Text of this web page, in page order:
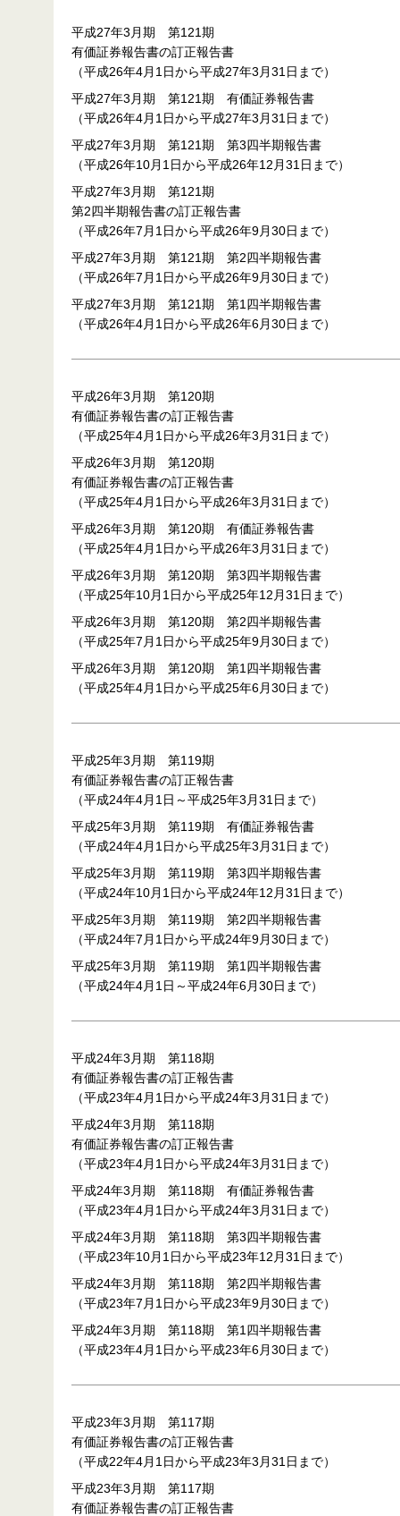
平成27年3月期 第121期
有価証券報告書の訂正報告書
（平成26年4月1日から平成27年3月31日まで）
平成27年3月期 第121期 有価証券報告書
（平成26年4月1日から平成27年3月31日まで）
平成27年3月期 第121期 第3四半期報告書
（平成26年10月1日から平成26年12月31日まで）
平成27年3月期 第121期
第2四半期報告書の訂正報告書
（平成26年7月1日から平成26年9月30日まで）
平成27年3月期 第121期 第2四半期報告書
（平成26年7月1日から平成26年9月30日まで）
平成27年3月期 第121期 第1四半期報告書
（平成26年4月1日から平成26年6月30日まで）
平成26年3月期 第120期
有価証券報告書の訂正報告書
（平成25年4月1日から平成26年3月31日まで）
平成26年3月期 第120期
有価証券報告書の訂正報告書
（平成25年4月1日から平成26年3月31日まで）
平成26年3月期 第120期 有価証券報告書
（平成25年4月1日から平成26年3月31日まで）
平成26年3月期 第120期 第3四半期報告書
（平成25年10月1日から平成25年12月31日まで）
平成26年3月期 第120期 第2四半期報告書
（平成25年7月1日から平成25年9月30日まで）
平成26年3月期 第120期 第1四半期報告書
（平成25年4月1日から平成25年6月30日まで）
平成25年3月期 第119期
有価証券報告書の訂正報告書
（平成24年4月1日～平成25年3月31日まで）
平成25年3月期 第119期 有価証券報告書
（平成24年4月1日から平成25年3月31日まで）
平成25年3月期 第119期 第3四半期報告書
（平成24年10月1日から平成24年12月31日まで）
平成25年3月期 第119期 第2四半期報告書
（平成24年7月1日から平成24年9月30日まで）
平成25年3月期 第119期 第1四半期報告書
（平成24年4月1日～平成24年6月30日まで）
平成24年3月期 第118期
有価証券報告書の訂正報告書
（平成23年4月1日から平成24年3月31日まで）
平成24年3月期 第118期
有価証券報告書の訂正報告書
（平成23年4月1日から平成24年3月31日まで）
平成24年3月期 第118期 有価証券報告書
（平成23年4月1日から平成24年3月31日まで）
平成24年3月期 第118期 第3四半期報告書
（平成23年10月1日から平成23年12月31日まで）
平成24年3月期 第118期 第2四半期報告書
（平成23年7月1日から平成23年9月30日まで）
平成24年3月期 第118期 第1四半期報告書
（平成23年4月1日から平成23年6月30日まで）
平成23年3月期 第117期
有価証券報告書の訂正報告書
（平成22年4月1日から平成23年3月31日まで）
平成23年3月期 第117期
有価証券報告書の訂正報告書